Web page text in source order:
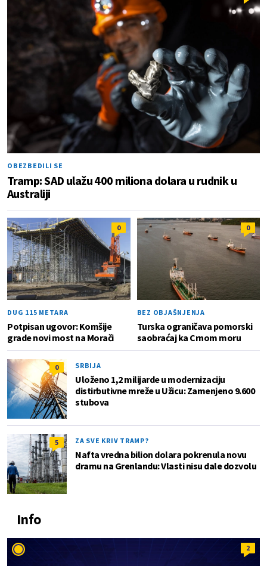
OBEZBEDILI SE
Tramp: SAD ulažu 400 miliona dolara u rudnik u
Australiji
0
DUG 115 METARA
Potpisan ugovor: Komšije
grade novi most na Morači
0
BEZ OBJAŠNJENJA
Turska ograničava pomorski
saobraćaj ka Crnom moru
0 SRBIJA
Uloženo 1,2 milijarde u modernizaciju
distirbutivne mreže u Užicu: Zamenjeno 9.600
stubova
5 ZA SVE KRIV TRAMP?
Nafta vredna bilion dolara pokrenula novu
dramu na Grenlandu: Vlasti nisu dale dozvolu
Info
2